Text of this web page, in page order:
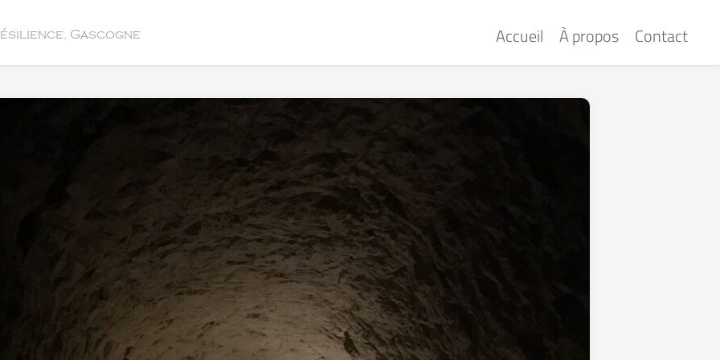
Gascogne Accueil À propos Contact